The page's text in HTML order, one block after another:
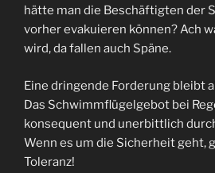
hätte man die Beschäftigten der
vorher evakuieren können? Ach
wird, da fallen auch Späne.
Eine dringende Forderung bleibt
Das Schwimmflügelgebot bei
konsequent und unerbittlich
Wenn es um die Sicherheit geht,
Toleranz!